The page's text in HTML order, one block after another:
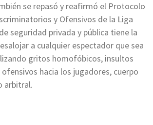
se repasó y reafirmó el Protocolo
y Ofensivos de la Liga
seguridad privada y pública tiene la
a cualquier espectador que sea
gritos homofóbicos, insultos
hacia los jugadores, cuerpo
arbitral.